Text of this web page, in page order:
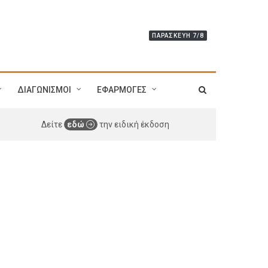
ΠΑΡΑΣΚΕΥΉ 7/8
ΔΙΑΓΩΝΙΣΜΟΙ ΕΦΑΡΜΟΓΕΣ
Δείτε εδώ την ειδική έκδοση